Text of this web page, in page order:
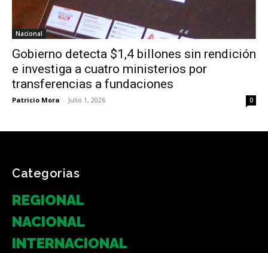
Nacional
Gobierno detecta $1,4 billones sin rendición
e investiga a cuatro ministerios por
transferencias a fundaciones
Patricio Mora - Julio 1, 2026 0
Categorias
REGIONAL
NACIONAL
INTERNACIONAL